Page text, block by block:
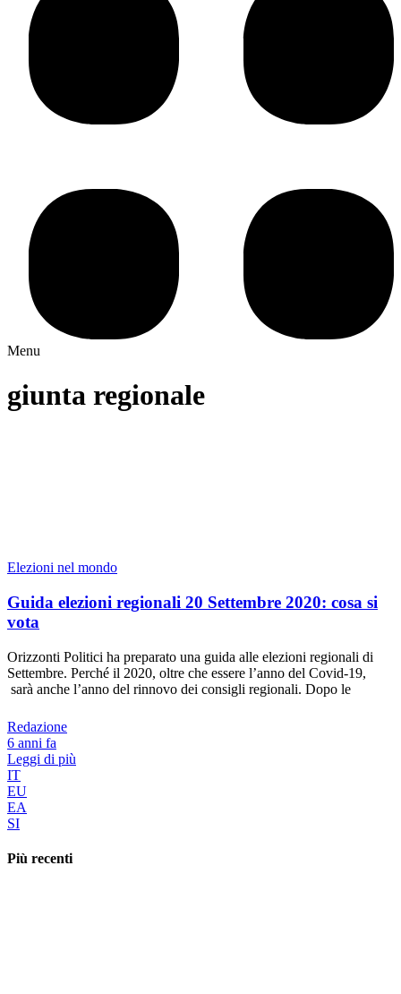
Menu
giunta regionale
Elezioni nel mondo
Guida elezioni regionali 20 Settembre 2020: cosa si
vota
Orizzonti Politici ha preparato una guida alle elezioni regionali di
Settembre. Perché il 2020, oltre che essere l’anno del Covid-19,
sarà anche l’anno del rinnovo dei consigli regionali. Dopo le
Redazione
6 anni fa
Leggi di più
IT
EU
EA
SI
Più recenti